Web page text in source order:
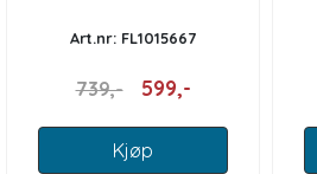
Art.nr: FL1015667
739,- 599,-
Kjøp